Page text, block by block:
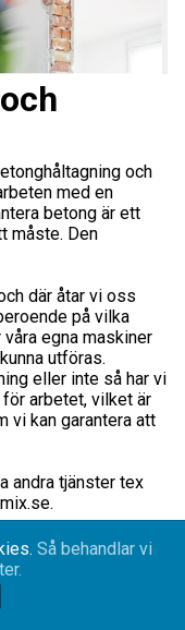
Så behandlar vi
och
med en
betong är ett
måste. Den
där åtar vi oss
på vilka
egna maskiner
utföras.
eller inte så har vi
arbetet, vilket är
vi kan garantera att
andra tjänster tex
vi tar oss an vilka
med och ser till att
är det väldigt